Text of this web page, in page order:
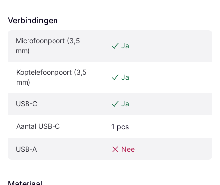
Verbindingen
Microfoonpoort (3,5
mm)
Ja
Koptelefoonpoort (3,5
mm)
Ja
USB-C Ja
Aantal USB-C 1 pcs
USB-A Nee